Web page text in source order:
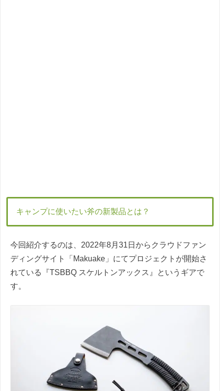
キャンプに使いたい斧の新製品とは？
今回紹介するのは、2022年8月31日からクラウドファン
ディングサイト「Makuake」にてプロジェクトが開始さ
れている『TSBBQ スケルトンアックス』というギアで
す。